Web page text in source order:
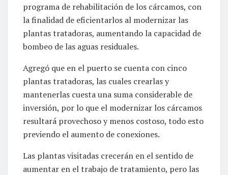
programa de rehabilitación de los cárcamos, con
la finalidad de eficientarlos al modernizar las
plantas tratadoras, aumentando la capacidad de
bombeo de las aguas residuales.
Agregó que en el puerto se cuenta con cinco
plantas tratadoras, las cuales crearlas y
mantenerlas cuesta una suma considerable de
inversión, por lo que el modernizar los cárcamos
resultará provechoso y menos costoso, todo esto
previendo el aumento de conexiones.
Las plantas visitadas crecerán en el sentido de
aumentar en el trabajo de tratamiento, pero las